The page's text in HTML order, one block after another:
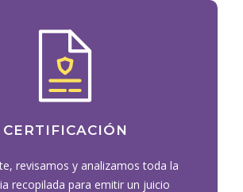
CERTIFICACIÓN
revisamos y analizamos toda la
recopilada para emitir un juicio